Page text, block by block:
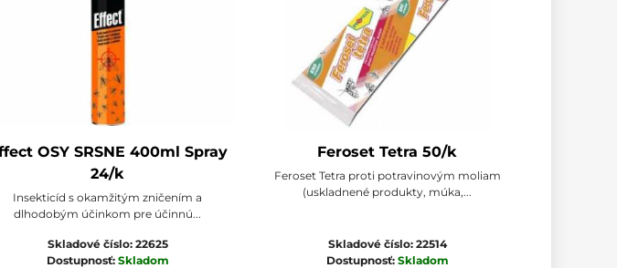
OSY SRSNE 400ml Spray
24/k
Insekticíd s okamžitým zničením a
dlhodobým účinkom pre účinnú...
Skladové číslo: 22625
Dostupnosť: Skladom
Feroset Tetra 50/k
Feroset Tetra proti potravinovým moliam
(uskladnené produkty, múka,...
Skladové číslo: 22514
Dostupnosť: Skladom